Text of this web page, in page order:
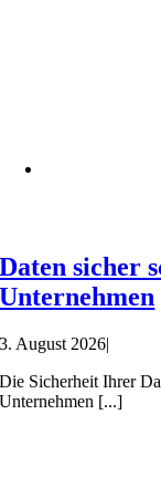
Daten sicher
Unternehmen
3. August 2026|
Die Sicherheit Ihrer
Unternehmen [...]